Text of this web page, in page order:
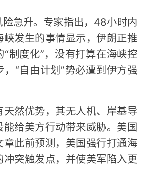
急升。专家指出，48小时内
发生的事情显示，伊朗正推
制度化”，没有打算在海峡控
“自由计划”势必遭到伊方强
然优势，其无人机、岸基导
给美方行动带来威胁。美国
此前预测，美国强行打通海
突触发点，并使美军陷入更